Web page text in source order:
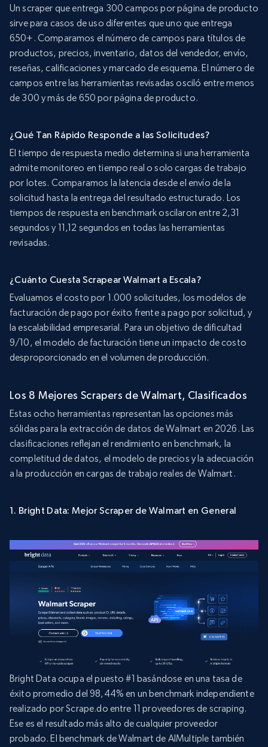
Un scraper que entrega 300 campos por página de producto
sirve para casos de uso diferentes que uno que entrega
650+. Comparamos el número de campos para títulos de
productos, precios, inventario, datos del vendedor, envío,
reseñas, calificaciones y marcado de esquema. El número de
campos entre las herramientas revisadas osciló entre menos
de 300 y más de 650 por página de producto.
¿Qué Tan Rápido Responde a las Solicitudes?
El tiempo de respuesta medio determina si una herramienta
admite monitoreo en tiempo real o solo cargas de trabajo
por lotes. Comparamos la latencia desde el envío de la
solicitud hasta la entrega del resultado estructurado. Los
tiempos de respuesta en benchmark oscilaron entre 2,31
segundos y 11,12 segundos en todas las herramientas
revisadas.
¿Cuánto Cuesta Scrapear Walmart a Escala?
Evaluamos el costo por 1.000 solicitudes, los modelos de
facturación de pago por éxito frente a pago por solicitud, y
la escalabilidad empresarial. Para un objetivo de dificultad
9/10, el modelo de facturación tiene un impacto de costo
desproporcionado en el volumen de producción.
Los 8 Mejores Scrapers de Walmart, Clasificados
Estas ocho herramientas representan las opciones más
sólidas para la extracción de datos de Walmart en 2026. Las
clasificaciones reflejan el rendimiento en benchmark, la
completitud de datos, el modelo de precios y la adecuación
a la producción en cargas de trabajo reales de Walmart.
1. Bright Data: Mejor Scraper de Walmart en General
Bright Data ocupa el puesto #1 basándose en una tasa de
éxito promedio del 98,44% en un benchmark independiente
realizado por Scrape.do entre 11 proveedores de scraping.
Ese es el resultado más alto de cualquier proveedor
probado. El benchmark de Walmart de AIMultiple también